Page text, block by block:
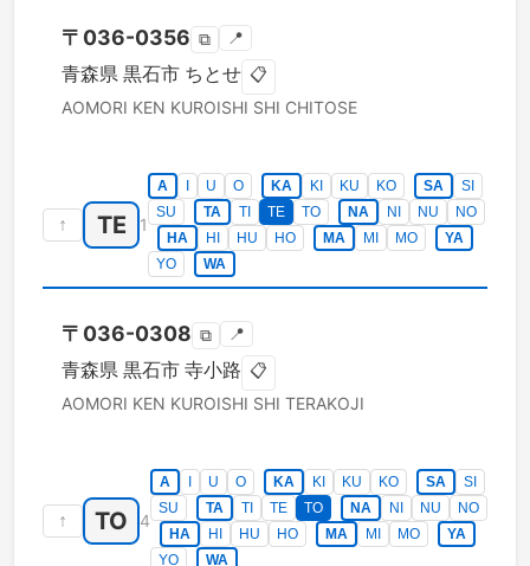
〒 036-0356 ⧉ 📍
青森県 黒石市 ちとせ 📋
AOMORI KEN KUROISHI SHI CHITOSE
↑ TE 1
A U O KA KI KU KO SA
SI
SU
TA TI TE TO NA NI NU
NO
HA
HI HU HO MA MI MO
YA
YO
WA
〒 036-0308 ⧉ 📍
青森県 黒石市 寺小路 📋
AOMORI KEN KUROISHI SHI TERAKOJI
↑ TO 4
A U O KA KI KU KO SA
SI
SU
TA TI TE TO NA NI NU
NO
HA
HI HU HO MA MI MO
YA
YO
WA